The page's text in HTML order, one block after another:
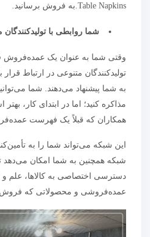
Table Napkins.به فروش برسانید.
شما روابطی با
وقتی شما به عنوان یک عمده‌فروش
تولیدکنندگان متنوعی در ارتباط
به شما پیشنهاد می‌دهند. شما
مذاکره کنید؛ اما در ابتدای کار،
همکاران که قبلاً یک فهرست
این شبکه می‌تواند شما را به
شبکه همچنین به شما امکان می‌دهد
دسترسی اختصاصی به کالاها، علم و
عمده‌فروشی و محصولاتی که فروش